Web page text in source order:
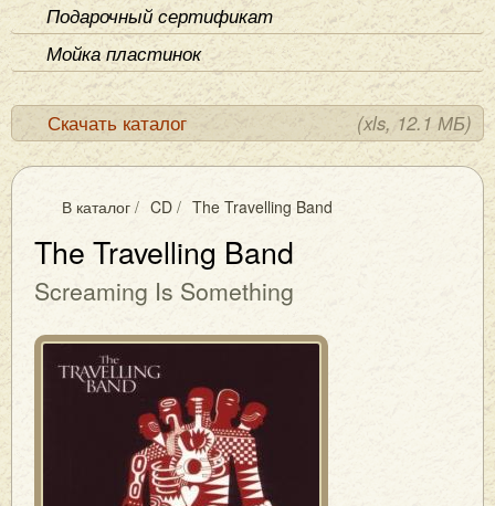
Подарочный сертификат
Мойка пластинок
Скачать каталог (xls, 12.1 МБ)
В каталог / CD / The Travelling Band
The Travelling Band
Screaming Is Something